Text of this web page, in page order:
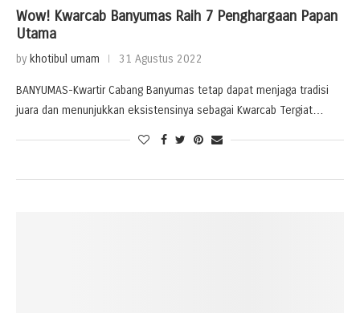
Wow! Kwarcab Banyumas Raih 7 Penghargaan Papan
Utama
by khotibul umam 31 Agustus 2022
BANYUMAS-Kwartir Cabang Banyumas tetap dapat menjaga tradisi
juara dan menunjukkan eksistensinya sebagai Kwarcab Tergiat…